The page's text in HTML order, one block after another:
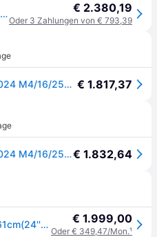
Apple iMac , 59,7 cm (23.5"), 4.5K Ultra HD, Apple M, 16 GB, 256 GB, macOS Sequoia € 2.380,19
Oder 3 Zahlungen von € 793,39
Apple iMac 24" Retina 4,5K 2024 M4/16/256GB 10C GPU Pink MWV43D/A € 1.817,37
Apple iMac 24" Retina 4,5K 2024 M4/16/256GB 10C GPU Pink MWV43D/A€ 1.832,64
Apple iMac MWV43D/A Pink 61cm(24'') M4 10-Core Chip, 10-Core GPU, 16GB Ram, 256GB SSD € 1.999,00
Oder € 349,47/Mon.¹